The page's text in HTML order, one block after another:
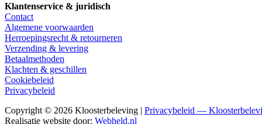
Klantenservice & juridisch
Contact
Algemene voorwaarden
Herroepingsrecht & retourneren
Verzending & levering
Betaalmethoden
Klachten & geschillen
Cookiebeleid
Privacybeleid
Copyright © 2026 Kloosterbeleving | Privacybeleid —
Realisatie website door: Webheld.nl